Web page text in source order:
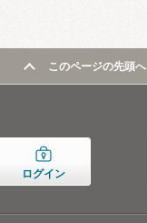
このページの先頭へ
ログイン